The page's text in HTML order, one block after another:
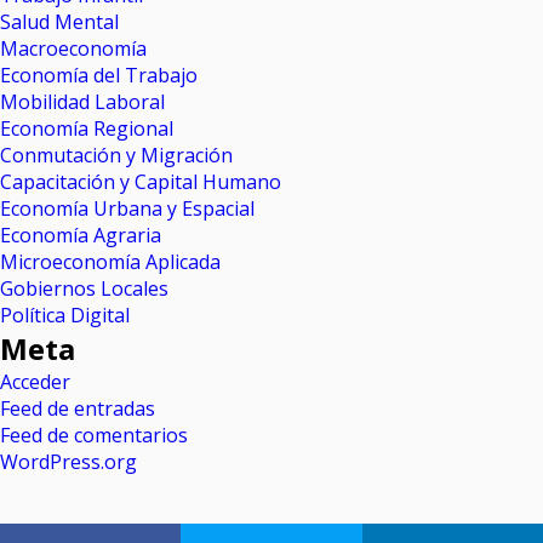
Salud Mental
Macroeconomía
Economía del Trabajo
Mobilidad Laboral
Economía Regional
Conmutación y Migración
Capacitación y Capital Humano
Economía Urbana y Espacial
Economía Agraria
Microeconomía Aplicada
Gobiernos Locales
Política Digital
Meta
Acceder
Feed de entradas
Feed de comentarios
WordPress.org